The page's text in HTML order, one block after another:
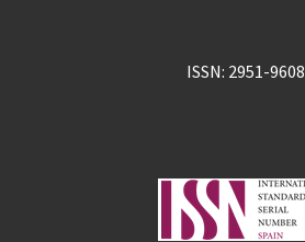
ISSN: 2951-9608